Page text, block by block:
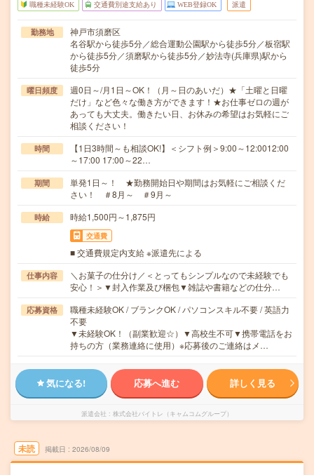
職種未経験OK 交通費別途支給あり WEB登録OK 派遣
勤務地
神戸市須磨区
名谷駅から徒歩5分／総合運動公園駅から徒歩5分／板宿駅
から徒歩5分／須磨駅から徒歩5分／妙法寺(兵庫県)駅から
徒歩5分
曜日頻度
週0日～/月1日～OK！（月～日のあいだ）★「土曜と日曜
だけ」など色々な働き方ができます！★お仕事ゼロの週が
あっても大丈夫。働きたい日、お休みの希望はお気軽にご
相談ください！
時間
【1日3時間～も相談OK!】＜シフト例＞9:00～12:0012:00
～17:00 17:00～22…
期間
単発1日～！ ★勤務開始日や期間はお気軽にご相談くだ
さい！ ＃8月～ ＃9月～
時給 時給1,500円～1,875円
交通費
■ 交通費規定内支給 ※派遣先による
仕事内容
＼お菓子の仕分け／＜とってもシンプルなので未経験でも
安心！＞▼封入作業及び梱包▼雑誌や書籍などの仕分…
応募資格
職種未経験OK / ブランクOK / パソコンスキル不要 / 英語力
不要
▼未経験OK！（副業歓迎☆）▼高校生不可▼携帯電話をお
持ちの方（業務連絡に使用）※応募後のご連絡はメ…
気になる! 応募へ進む 詳しく見る
派遣会社 株式会社バイトレ（キャムコムグループ）
未読 掲載日 2026/08/09